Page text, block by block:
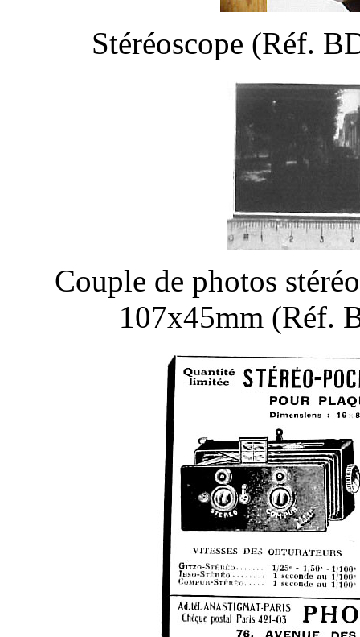
Stéréoscope (Réf.
Couple de photos
107x45mm (Réf.